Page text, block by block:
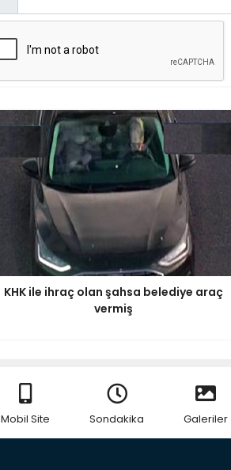
KHK ile ihraç olan şahsa belediye araç
vermiş
Mobil Site Sondakika Galeriler